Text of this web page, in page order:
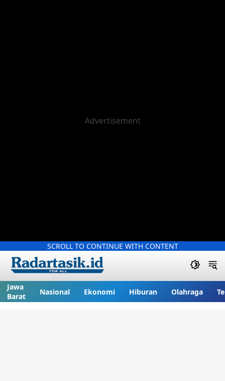
SCROLL TO CONTINUE WITH CONTENT
Jawa
Barat
Nasional Ekonomi Hiburan Olahraga